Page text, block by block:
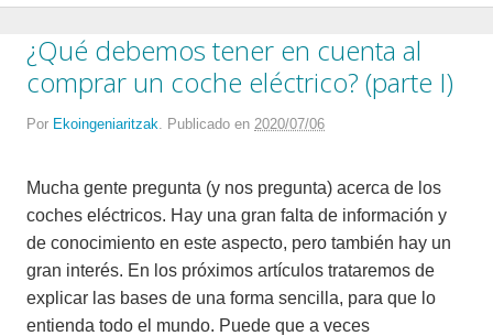
¿Qué debemos tener en cuenta al
comprar un coche eléctrico? (parte I)
Por Ekoingeniaritzak. Publicado en 2020/07/06
Mucha gente pregunta (y nos pregunta) acerca de los
coches eléctricos. Hay una gran falta de información y
de conocimiento en este aspecto, pero también hay un
gran interés. En los próximos artículos trataremos de
explicar las bases de una forma sencilla, para que lo
entienda todo el mundo. Puede que a veces